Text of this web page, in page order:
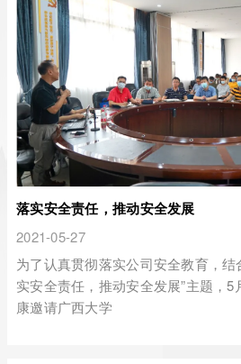
落实安全责任，推动安全发展
2021-05-27
为了认真贯彻落实公司安全教育，结
实安全责任，推动安全发展”主题，
康邀请广西大学